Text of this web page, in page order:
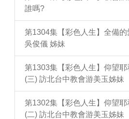
誰嗎?
第1304集【彩色人生】全備
吳俊儀 姊妹
第1303集【彩色人生】仰望
(三) 訪北台中教會游美玉姊妹
第1302集【彩色人生】仰望
(二) 訪北台中教會游美玉姊妹